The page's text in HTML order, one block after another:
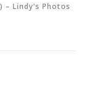
– Lindy's Photos